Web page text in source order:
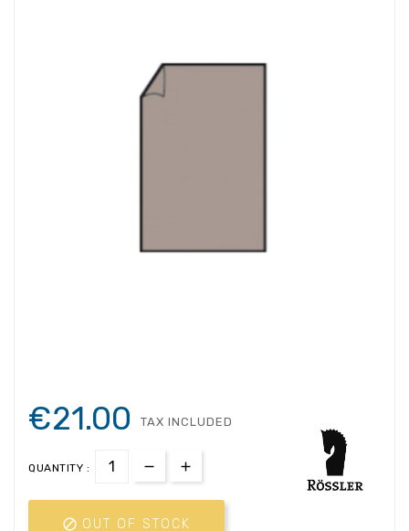
€21.00 TAX INCLUDED
QUANTITY :
 OUT OF STOCK